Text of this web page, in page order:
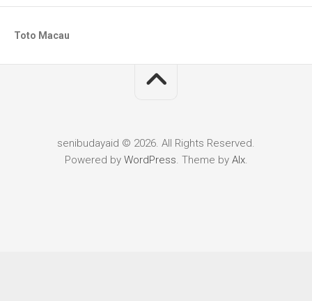
Toto Macau
senibudayaid © 2026. All Rights Reserved.
Powered by WordPress. Theme by Alx.